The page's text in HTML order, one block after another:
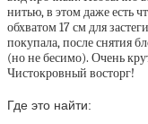
нитью, в этом даже есть
обхватом 17 см для
покупала, после снятия
(но не бесимо). Очень
Чистокровный восторг!
Где это найти: